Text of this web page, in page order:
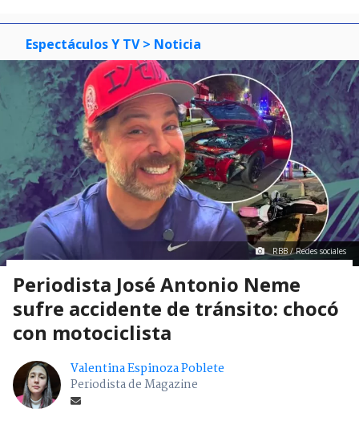
Espectáculos Y TV > Noticia
RBB / Redes sociales
Periodista José Antonio Neme
sufre accidente de tránsito: chocó
con motociclista
Valentina Espinoza Poblete
Periodista de Magazine